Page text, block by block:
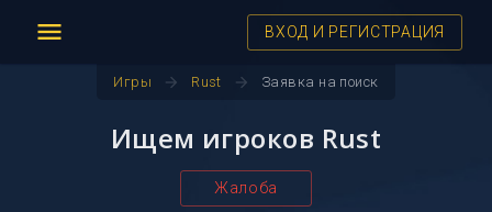
menu ВХОД И РЕГИСТРАЦИЯ
Игры arrow_forward Rust arrow_forward Заявка на поиск
Ищем игроков Rust
Жалоба